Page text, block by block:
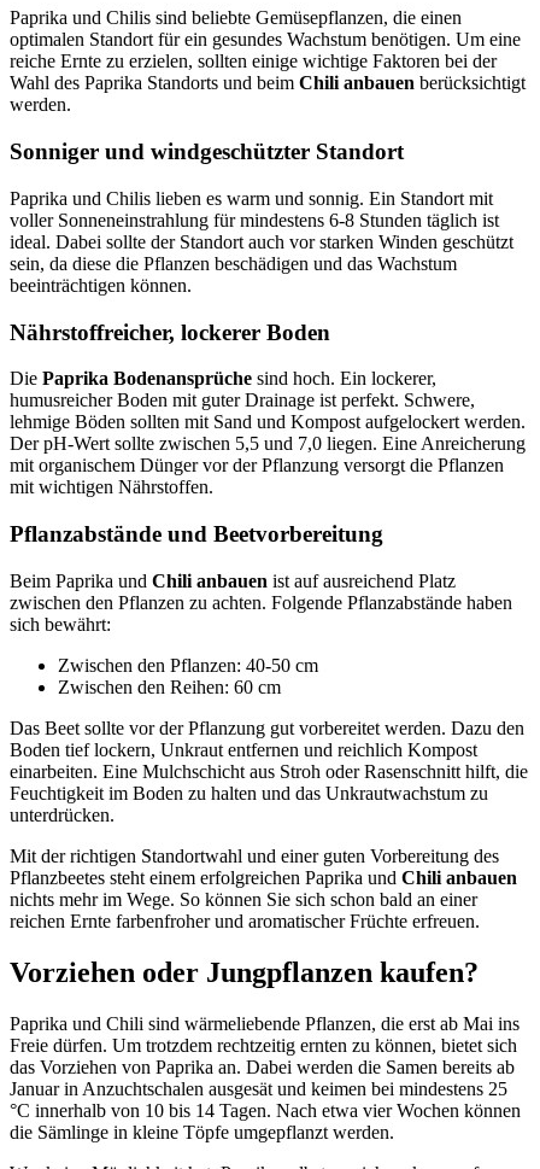
Paprika und Chilis sind beliebte Gemüsepflanzen, die einen
optimalen Standort für ein gesundes Wachstum benötigen. Um eine
reiche Ernte zu erzielen, sollten einige wichtige Faktoren bei der
Wahl des Paprika Standorts und beim Chili anbauen berücksichtigt
werden.
Sonniger und windgeschützter Standort
Paprika und Chilis lieben es warm und sonnig. Ein Standort mit
voller Sonneneinstrahlung für mindestens 6-8 Stunden täglich ist
ideal. Dabei sollte der Standort auch vor starken Winden geschützt
sein, da diese die Pflanzen beschädigen und das Wachstum
beeinträchtigen können.
Nährstoffreicher, lockerer Boden
Die Paprika Bodenansprüche sind hoch. Ein lockerer,
humusreicher Boden mit guter Drainage ist perfekt. Schwere,
lehmige Böden sollten mit Sand und Kompost aufgelockert werden.
Der pH-Wert sollte zwischen 5,5 und 7,0 liegen. Eine Anreicherung
mit organischem Dünger vor der Pflanzung versorgt die Pflanzen
mit wichtigen Nährstoffen.
Pflanzabstände und Beetvorbereitung
Beim Paprika und Chili anbauen ist auf ausreichend Platz
zwischen den Pflanzen zu achten. Folgende Pflanzabstände haben
sich bewährt:
Zwischen den Pflanzen: 40-50 cm
Zwischen den Reihen: 60 cm
Das Beet sollte vor der Pflanzung gut vorbereitet werden. Dazu den
Boden tief lockern, Unkraut entfernen und reichlich Kompost
einarbeiten. Eine Mulchschicht aus Stroh oder Rasenschnitt hilft, die
Feuchtigkeit im Boden zu halten und das Unkrautwachstum zu
unterdrücken.
Mit der richtigen Standortwahl und einer guten Vorbereitung des
Pflanzbeetes steht einem erfolgreichen Paprika und Chili anbauen
nichts mehr im Wege. So können Sie sich schon bald an einer
reichen Ernte farbenfroher und aromatischer Früchte erfreuen.
Vorziehen oder Jungpflanzen kaufen?
Paprika und Chili sind wärmeliebende Pflanzen, die erst ab Mai ins
Freie dürfen. Um trotzdem rechtzeitig ernten zu können, bietet sich
das Vorziehen von Paprika an. Dabei werden die Samen bereits ab
Januar in Anzuchtschalen ausgesät und keimen bei mindestens 25
°C innerhalb von 10 bis 14 Tagen. Nach etwa vier Wochen können
die Sämlinge in kleine Töpfe umgepflanzt werden.